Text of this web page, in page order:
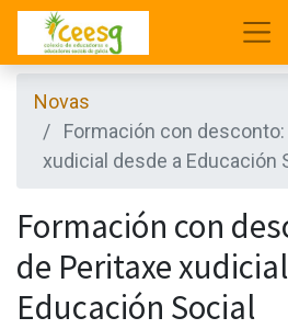
Novas
Formación con
xudicial desde a Educación
Formación con
de Peritaxe
Educación Social